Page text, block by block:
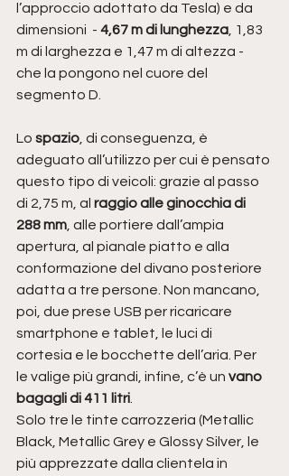
l’approccio adottato da Tesla) e da
dimensioni  - 4,67 m di lunghezza, 1,83
m di larghezza e 1,47 m di altezza -
che la pongono nel cuore del
segmento D.
Lo spazio, di conseguenza, è
adeguato all’utilizzo per cui è pensato
questo tipo di veicoli: grazie al passo
di 2,75 m, al raggio alle ginocchia di
288 mm, alle portiere dall’ampia
apertura, al pianale piatto e alla
conformazione del divano posteriore
adatta a tre persone. Non mancano,
poi, due prese USB per ricaricare
smartphone e tablet, le luci di
cortesia e le bocchette dell’aria. Per
le valige più grandi, infine, c’è un vano
bagagli di 411 litri.
Solo tre le tinte carrozzeria (Metallic
Black, Metallic Grey e Glossy Silver, le
più apprezzate dalla clientela in